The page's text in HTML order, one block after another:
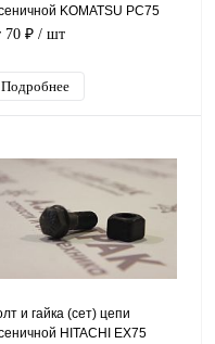
KOMATSU PC75
70 ₽/ шт
Подробнее
и гайка (сет) цепи
HITACHI EX75